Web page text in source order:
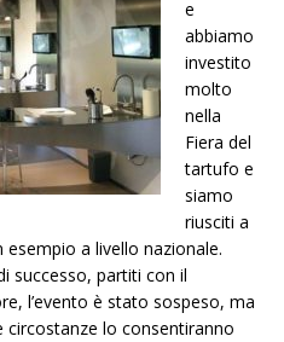
e
abbiamo
investito
molto
nella
Fiera del
tartufo e
siamo
riusciti a
a livello nazionale.
successo, partiti con il
l’evento è stato sospeso, ma
circostanze lo consentiranno